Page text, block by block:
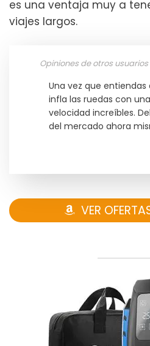
es una ventaja muy a
viajes largos.
Opiniones de otros usuarios
Una vez que
infla las ruedas con
velocidad increíbles.
del mercado ahora
VER